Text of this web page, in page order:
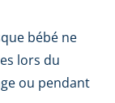
bébé ne
lors du
ou pendant